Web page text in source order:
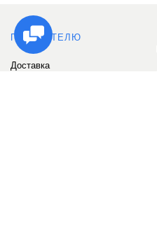
ПОКУПАТЕЛЮ
Доставка